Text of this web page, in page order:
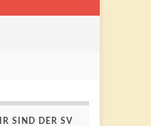
SIND DER SV